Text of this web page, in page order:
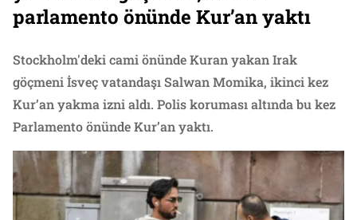
parlamento önünde Kur’an yaktı
Stockholm'deki cami önünde Kuran yakan Irak
göçmeni İsveç vatandaşı Salwan Momika, ikinci kez
Kur’an yakma izni aldı. Polis koruması altında bu kez
Parlamento önünde Kur’an yaktı.